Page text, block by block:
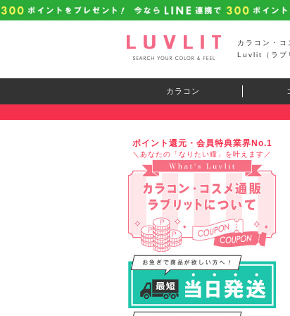
カラコン・コ
Luvlit（ラブ
カラコン
ポイント還元・会員特典業界No.1
＼あなたの「なりたい瞳」を叶えます／